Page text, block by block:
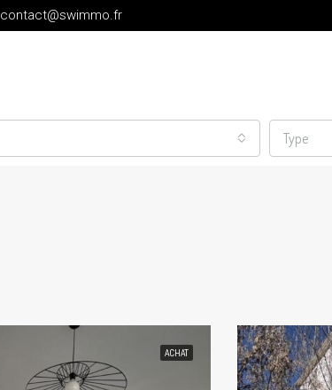
contact@swimmo.fr
Type
ACHAT